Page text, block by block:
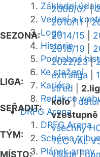
Základní
Vedení a
Logo
Historie
Podrobná
Ke stažení
Kariéra
Redakce
DRFG Arena
DRFG Arena
Schéma
Plánek areny
SEZONA:
2006/07|
2010/11|
2014/15
2018/19
2022/23|
LIGA:
extraliga
střed
SEŘADIT:
kolo|
vzestupně
TÝM:
všechny
TEC VAL
MÍSTO:
všude|